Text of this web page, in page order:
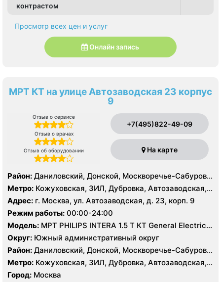
контрастом
Просмотр всех цен и услуг
Онлайн запись
МРТ КТ на улице Автозаводская 23 корпус
9
Отзыв о сервисе
Отзыв о врачах
Отзыв об оборудовании
+7(495)822-49-09
На карте
Район: Даниловский, Донской, Москворечье-Сабурово,
Нагатино-Садовники, Нагатинский Затон, Нагорный
Метро: Кожуховская, ЗИЛ, Дубровка, Автозаводская,
Нагатинская, Технопарк, Тульская, Угрешская
Адрес: г. Москва, ул. Автозаводская, д. 23, корп. 9
Режим работы: 00:00-24:00
Модель: МРТ PHILIPS INTERA 1.5 T КТ General Electric
LIGHT SPEED 64 среза
Округ: Южный административный округ
Район: Даниловский, Донской, Москворечье-Сабурово,
Нагатино-Садовники, Нагатинский Затон, Нагорный
Метро: Кожуховская, ЗИЛ, Дубровка, Автозаводская,
Нагатинская, Технопарк, Тульская, Угрешская
Город: Москва